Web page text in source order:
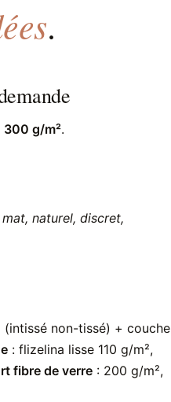
.
300 g/m².
naturel, discret,
(intissé non-tissé) + couche
: flizelina lisse 110 g/m²,
fibre de verre : 200 g/m²,